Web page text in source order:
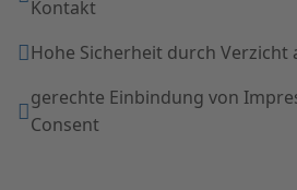
Kontakt
Hohe Sicherheit durch Verzicht
gerechte Einbindung von
Consent